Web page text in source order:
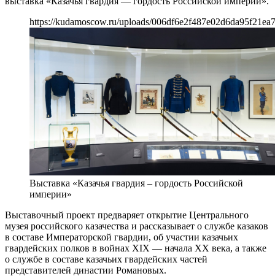
https://kudamoscow.ru/uploads/
Выставка «Казачья гвардия – гордость Российской
империи»
Выставочный проект предваряет открытие Центрального
музея российского казачества и рассказывает о службе казаков
в составе Императорской гвардии, об участии казачьих
гвардейских полков в войнах XIX — начала ХХ века, а также
о службе в составе казачьих гвардейских частей
представителей династии Романовых.